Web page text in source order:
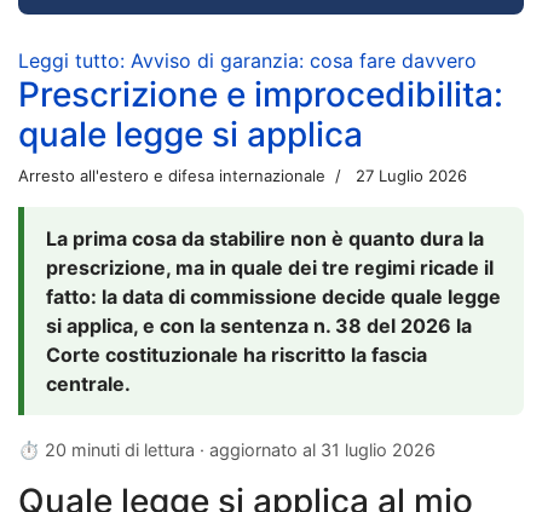
Leggi tutto: Avviso di garanzia: cosa fare davvero
Prescrizione e improcedibilita:
quale legge si applica
Arresto all'estero e difesa internazionale 27 Luglio 2026
La prima cosa da stabilire non è quanto dura la
prescrizione, ma in quale dei tre regimi ricade il
fatto: la data di commissione decide quale legge
si applica, e con la sentenza n. 38 del 2026 la
Corte costituzionale ha riscritto la fascia
centrale.
⏱ 20 minuti di lettura · aggiornato al 31 luglio 2026
Quale legge si applica al mio